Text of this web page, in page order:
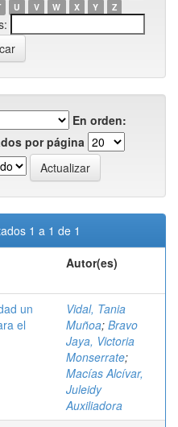
U V W X Y Z
En orden:
por página
1 a 1 de 1
Autor(es)
un
el
Vidal, Tania
Muñoa; Bravo
Jaya, Victoria
Monserrate;
Macías Alcívar,
Juleidy
Auxiliadora